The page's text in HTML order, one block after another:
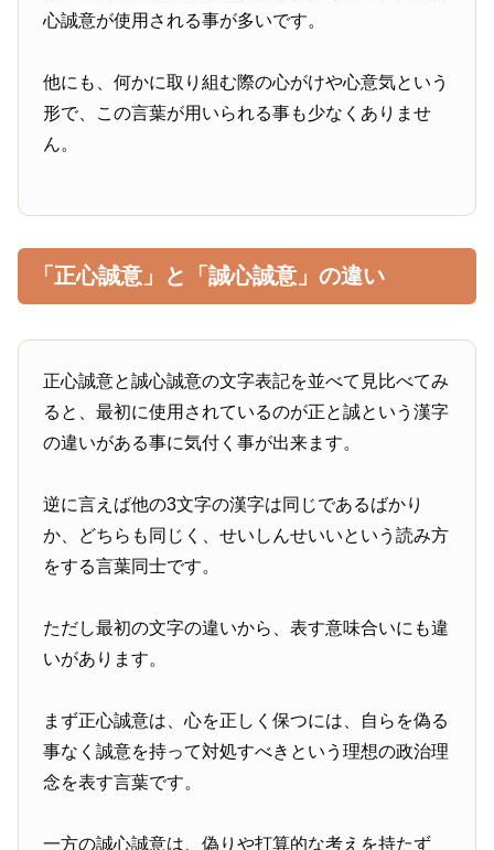
心誠意が使用される事が多いです。
他にも、何かに取り組む際の心がけや心意気という
形で、この言葉が用いられる事も少なくありませ
ん。
「正心誠意」と「誠心誠意」の違い
正心誠意と誠心誠意の文字表記を並べて見比べてみ
ると、最初に使用されているのが正と誠という漢字
の違いがある事に気付く事が出来ます。
逆に言えば他の3文字の漢字は同じであるばかり
か、どちらも同じく、せいしんせいいという読み方
をする言葉同士です。
ただし最初の文字の違いから、表す意味合いにも違
いがあります。
まず正心誠意は、心を正しく保つには、自らを偽る
事なく誠意を持って対処すべきという理想の政治理
念を表す言葉です。
一方の誠心誠意は、偽りや打算的な考えを持たず